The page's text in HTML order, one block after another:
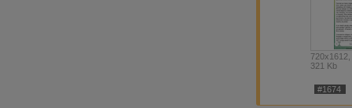
321 Kb
#1674